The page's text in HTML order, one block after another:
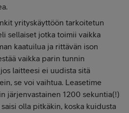
yrityskäyttöön tarkoitetun
sellaiset jotka toimii vaikka
kaatuilua ja rittävän ison
vaikka parin tunnin
laitteesi ei uudista sitä
se voi vaihtua. Leasetime
järjenvastainen 1200 sekuntia(!)
olla pitkäkin, koska kuidusta